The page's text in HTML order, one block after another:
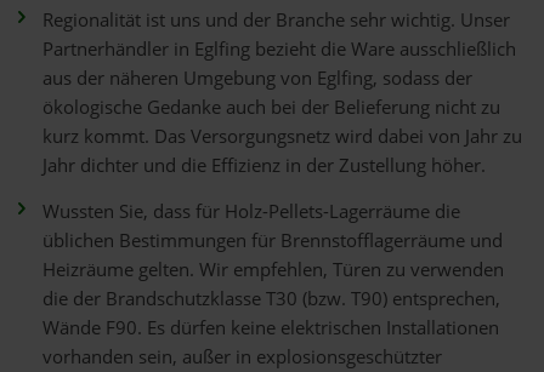
Regionalität ist uns und der Branche sehr wichtig. Unser
Partnerhändler in Eglfing bezieht die Ware ausschließlich
aus der näheren Umgebung von Eglfing, sodass der
ökologische Gedanke auch bei der Belieferung nicht zu
kurz kommt. Das Versorgungsnetz wird dabei von Jahr zu
Jahr dichter und die Effizienz in der Zustellung höher.
Wussten Sie, dass für Holz-Pellets-Lagerräume die
üblichen Bestimmungen für Brennstofflagerräume und
Heizräume gelten. Wir empfehlen, Türen zu verwenden
die der Brandschutzklasse T30 (bzw. T90) entsprechen,
Wände F90. Es dürfen keine elektrischen Installationen
vorhanden sein, außer in explosionsgeschützter